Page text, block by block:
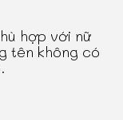
hợp với nữ
tên không có